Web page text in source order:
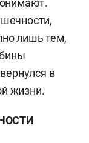
лишь тем,
в
жизни.